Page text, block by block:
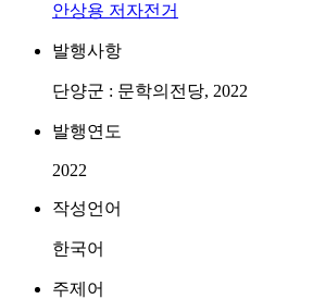
안상용 저자전거
발행사항
단양군 : 문학의전당, 2022
발행연도
2022
작성언어
한국어
주제어